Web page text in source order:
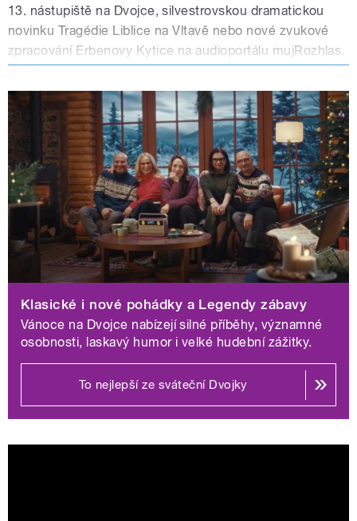
13. nástupiště na Dvojce, silvestrovskou dramatickou
novinku Tragédie Liblice na Vltavě nebo nové zvukové
zpracování Erbenovy Kytice na audioportálu mujRozhlas.
Českého rozhlasu, jubilejním koncertem Muzikál
expresu, tradiční Rybovou mší a přímým přenosem
Novoročního koncertu Vídeňských filharmoniků.
Rádio Junior uvádí jako velkou štědrovečerní premiéru
20dílnou četbu bestselleru Percy Jackson – Zloděj
blesku, v nabídce Radiožurnál a Plus jsou bilanční
Příběhy roku 2025, Změny roku 2026 a speciální sváteční
vydání publicistiky. Regionální stanice přidávají rozhovory
Ondřeje Kepky Hvězdné Vánoce s předními herci nebo
novoroční rozhovor Alex a host s Jiřím Tichotou.
Pohádky a dramatické premiéry: silné
příběhy pro všechny generace
Rozhlasová tvorba patří o Vánocích k tradičním pilířům
nabídky Českého rozhlasu a letošní dramaturgie staví na
kombinaci premiérových titulů a osvědčené klasiky.
Klasické i nové pohádky a Legendy zábavy
Vánoce na Dvojce nabízejí silné příběhy, významné
osobnosti, laskavý humor i velké hudební zážitky.
To nejlepší ze sváteční Dvojky